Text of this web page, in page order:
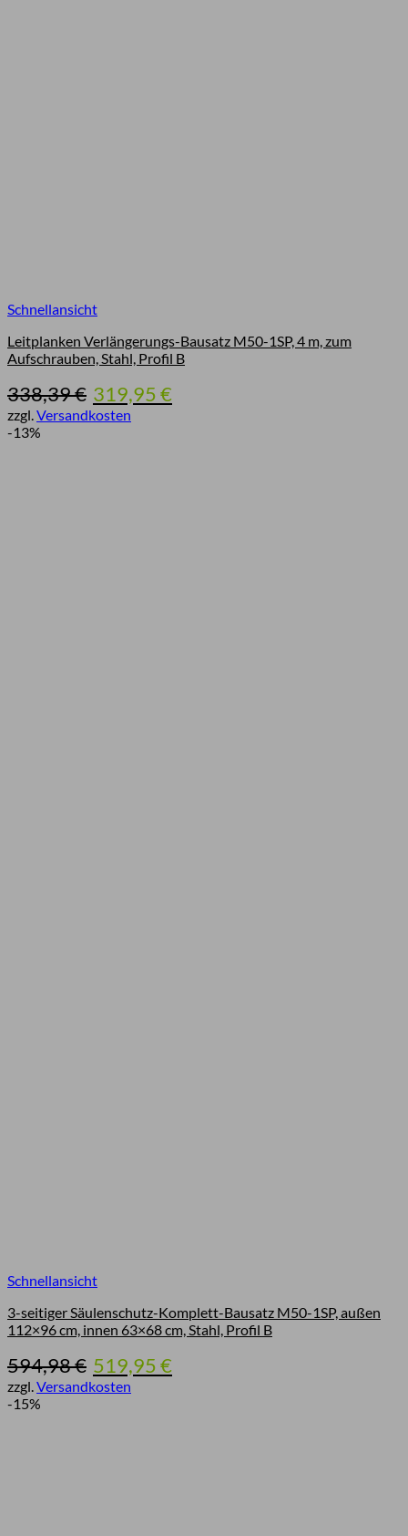
Schnellansicht
Leitplanken Verlängerungs-Bausatz M50-1SP, 4 m, zum
Aufschrauben, Stahl, Profil B
338,39€ Ursprünglicher
Preis
war:
319,95€
Preis
zzgl.Versandkosten
-13%
Schnellansicht
3-seitiger Säulenschutz-Komplett-Bausatz M50-1SP, außen
112×96 cm, innen 63×68 cm, Stahl, Profil B
594,98€ Ursprünglicher
Preis
war:
519,95€
Preis
zzgl.Versandkosten
-15%